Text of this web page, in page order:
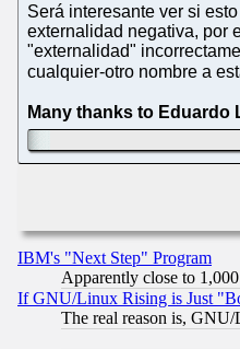
Será interesante ver si
externalidad negativa, por
"externalidad"
cualquier-otro nombre a
Many thanks to Eduardo
IBM's "Next Step" Program
Apparently close to
If GNU/Linux Rising is Just
The real reason is,